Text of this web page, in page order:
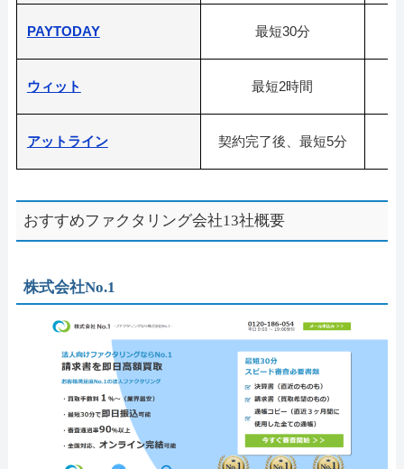
PAYTODAY 最短30分
ウィット 最短2時間
アットライン 契約完了後、最短5分
おすすめファクタリング会社13社概要
株式会社No.1